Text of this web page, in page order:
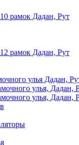
рамок Дадан, Рут
рамок Дадан, Рут
улья Дадан,
улья, Дадан,
улья, Дадан,